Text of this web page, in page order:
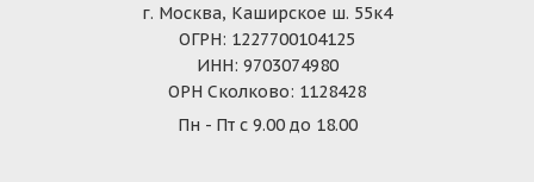
г. Москва, Каширское ш. 55к4
ОГРН: 1227700104125
ИНН: 9703074980
ОРН Сколково: 1128428
Пн - Пт с 9.00 до 18.00